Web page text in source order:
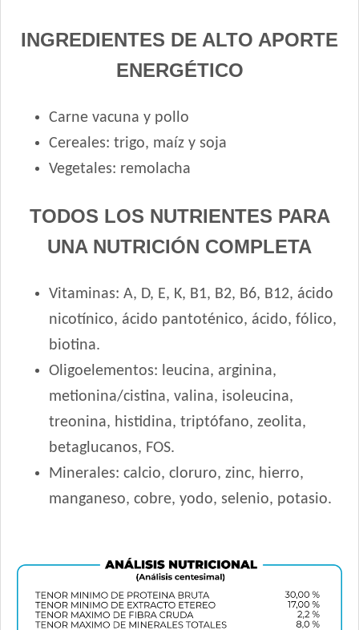
Top Nutrition Perro Cachorro Raza Pequeña
Total Khan Cachorro
Vagoneta Perro Cachorro
Vitalcan Balanced Perro Cachorro Raza Grande
Vitalcan Balanced Perro Cachorro Raza Mediana
Vitalcan Complete Cachorros de Raza Mediana y Grande
Vitalcan Premium Perro Cachorro
INGREDIENTES DE ALTO APORTE
ENERGÉTICO
Carne vacuna y pollo
Cereales: trigo, maíz y soja
Vegetales: remolacha
TODOS LOS NUTRIENTES PARA
UNA NUTRICIÓN COMPLETA
Vitaminas: A, D, E, K, B1, B2, B6, B12, ácido
nicotínico, ácido pantoténico, ácido, fólico,
biotina.
Oligoelementos: leucina, arginina,
metionina/cistina, valina, isoleucina,
treonina, histidina, triptófano, zeolita,
betaglucanos, FOS.
Minerales: calcio, cloruro, zinc, hierro,
manganeso, cobre, yodo, selenio, potasio.